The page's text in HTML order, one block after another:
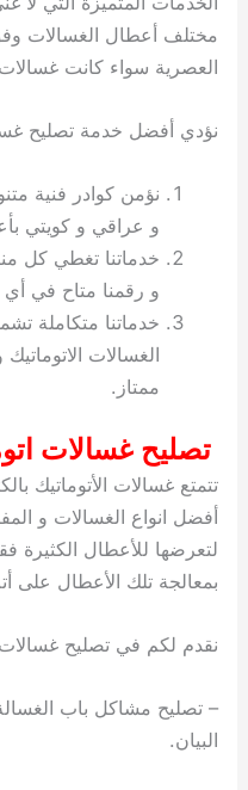
مختلف أعطال الغسالات
العصرية سواء كانت
نؤدي أفضل خدمة تصليح
نؤمن كوادر فنية
و عراقي و كويتي
خدماتنا تغطي كل
و رقمنا متاح في أي
خدماتنا متكاملة
الغسالات
ممتاز.
تصليح غسالات
تتمتع غسالات الأتوماتيك
أفضل انواع الغسالات و
لتعرضها للأعطال الكثيرة
بمعالجة تلك الأعطال على
نقدم لكم في تصليح غسالات
– تصليح مشاكل باب
البيان.